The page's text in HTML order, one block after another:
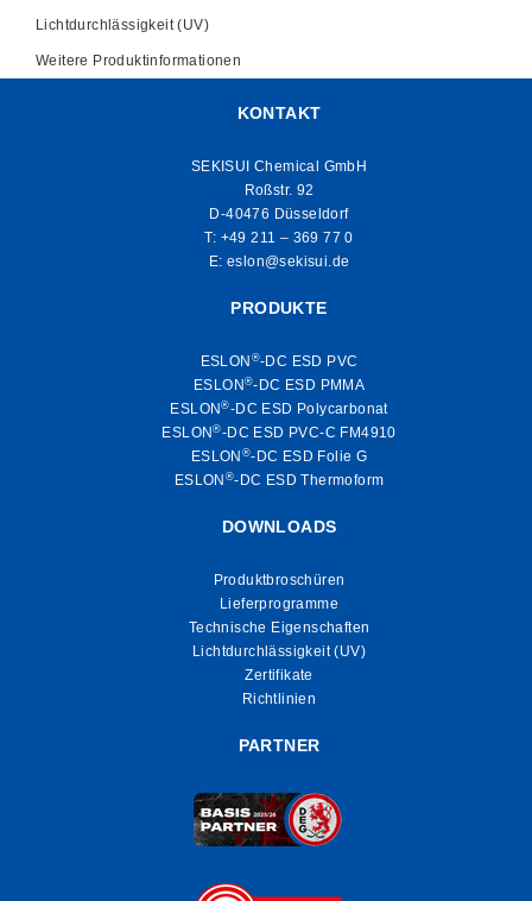
Lichtdurchlässigkeit (UV)
Weitere Produktinformationen
KONTAKT
SEKISUI Chemical GmbH
Roßstr. 92
D-40476 Düsseldorf
T: +49 211 – 369 77 0
E: eslon@sekisui.de
PRODUKTE
ESLON ®-DC ESD PVC
ESLON ®-DC ESD PMMA
ESLON®-DC ESD Polycarbonat
ESLON®-DC ESD PVC-C FM4910
ESLON ®-DC ESD Folie G
ESLON ®-DC ESD Thermoform
DOWNLOADS
Produktbroschüren
Lieferprogramme
Technische Eigenschaften
Lichtdurchlässigkeit (UV)
Zertifikate
Richtlinien
PARTNER